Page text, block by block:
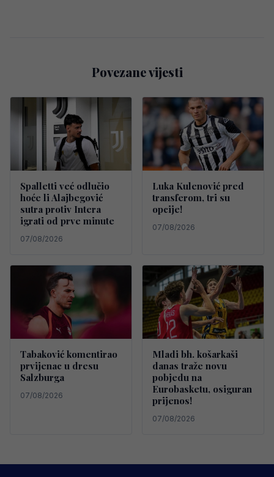
Povezane vijesti
Spalletti već odlučio
hoće li Alajbegović
sutra protiv Intera
igrati od prve minute
07/08/2026
Luka Kulenović pred
transferom, tri su
opcije!
07/08/2026
Tabaković komentirao
prvijenac u dresu
Salzburga
07/08/2026
Mladi bh. košarkaši
danas traže novu
pobjedu na
Eurobasketu, osiguran
prijenos!
07/08/2026